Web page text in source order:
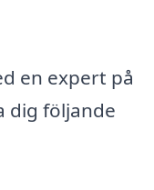
en expert på
dig följande